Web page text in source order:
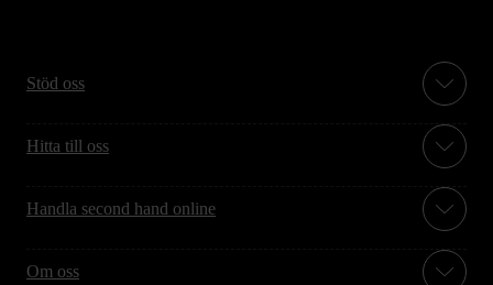
Stöd oss
Hitta till oss
Handla second hand online
Om oss